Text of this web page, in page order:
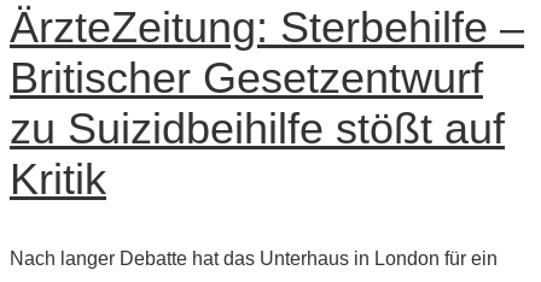
ÄrzteZeitung: Sterbehilfe –
Britischer Gesetzentwurf
zu Suizidbeihilfe stößt auf
Kritik
Nach langer Debatte hat das Unterhaus in London für ein